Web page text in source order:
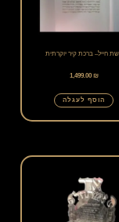
חייל– ברכת קיר יוקרתית
1,499.00 ₪
הוסף לעגלה